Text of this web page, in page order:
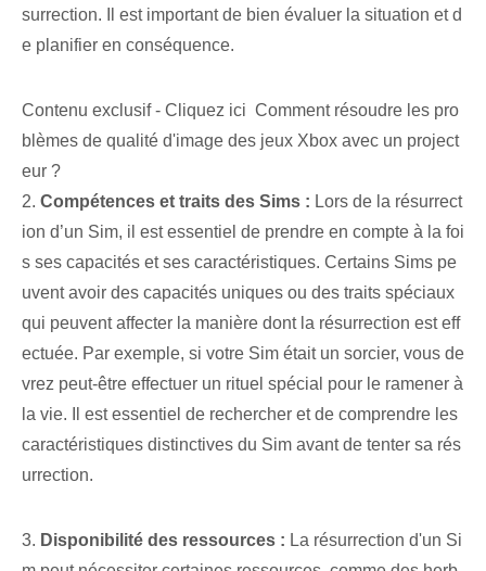
surrection. Il est important de bien évaluer la situation et d
e planifier en conséquence.
Contenu exclusif - Cliquez ici Comment résoudre les pro
blèmes de qualité d'image des jeux Xbox avec un project
eur ?
2. Compétences et traits des Sims : Lors de la résurrect
ion d’un Sim, il est essentiel de prendre en compte à la foi
s ses capacités et ses caractéristiques. Certains Sims pe
uvent avoir des capacités uniques ou des traits spéciaux
qui peuvent affecter la manière dont la résurrection est eff
ectuée. Par exemple, si votre Sim était un sorcier, vous de
vrez peut-être effectuer un rituel spécial pour le ramener à
la vie. Il est essentiel de rechercher et de comprendre les
caractéristiques distinctives du Sim avant de tenter sa rés
urrection.
3. Disponibilité des ressources : La résurrection d'un Si